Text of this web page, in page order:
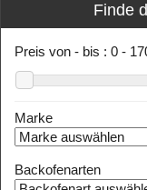
Finde
Preis von - bis : 0 -
Marke
Backofenarten